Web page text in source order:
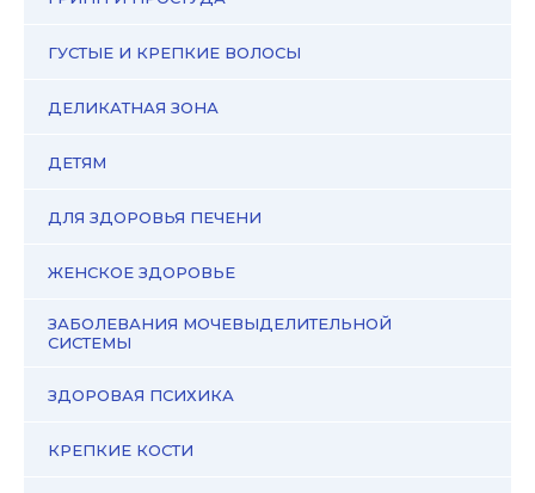
ГУСТЫЕ И КРЕПКИЕ ВОЛОСЫ
ДЕЛИКАТНАЯ ЗОНА
ДЕТЯМ
ДЛЯ ЗДОРОВЬЯ ПЕЧЕНИ
ЖЕНСКОЕ ЗДОРОВЬЕ
ЗАБОЛЕВАНИЯ МОЧЕВЫДЕЛИТЕЛЬНОЙ
СИСТЕМЫ
ЗДОРОВАЯ ПСИХИКА
КРЕПКИЕ КОСТИ